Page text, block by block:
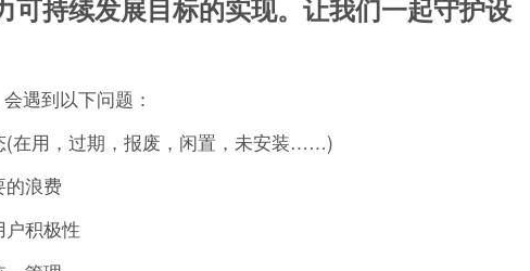
持续发展目标的实现。让我们一起守护设
遇到以下问题：
(在用，过期，报废，闲置，未安装……)
的浪费
积极性